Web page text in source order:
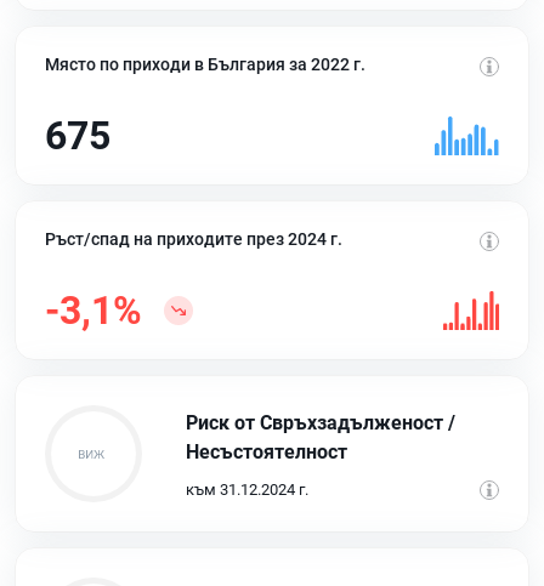
Място по приходи в България за 2022 г.
675
Ръст/спад на приходите през 2024 г.
-3,1%
Риск от Свръхзадълженост /
Несъстоятелност
към 31.12.2024 г.